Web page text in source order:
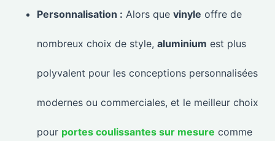
Personnalisation : Alors que vinyle offre de
nombreux choix de style, aluminium est plus
polyvalent pour les conceptions personnalisées
modernes ou commerciales, et le meilleur choix
pour portes coulissantes sur mesure comme